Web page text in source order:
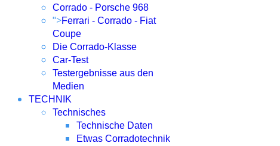
Corrado - Porsche 968
">Ferrari - Corrado - Fiat
Coupe
Die Corrado-Klasse
Car-Test
Testergebnisse aus den
Medien
TECHNIK
Technisches
Technische Daten
Etwas Corradotechnik